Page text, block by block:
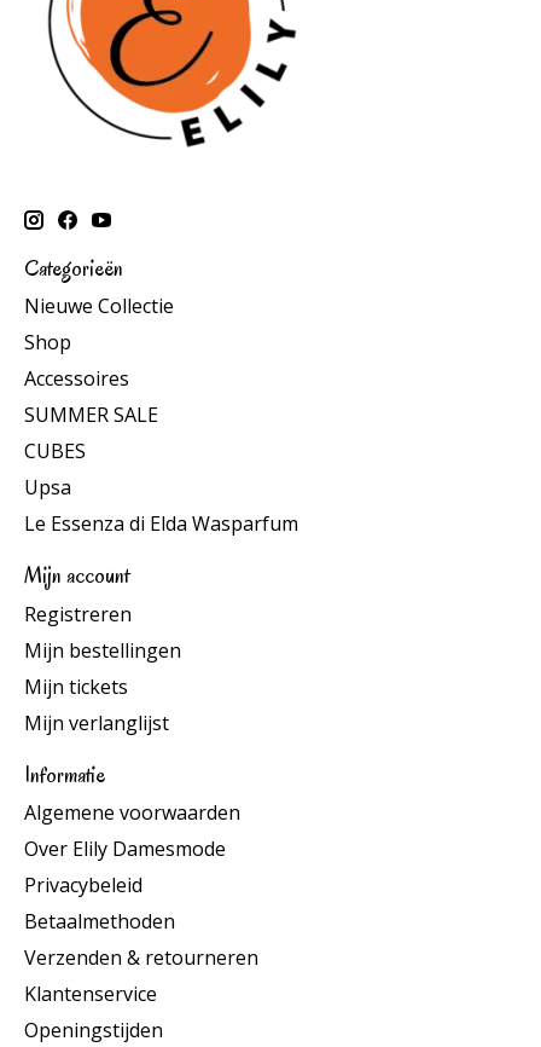
Categorieën
Nieuwe Collectie
Shop
Accessoires
SUMMER SALE
CUBES
Upsa
Le Essenza di Elda Wasparfum
Mijn account
Registreren
Mijn bestellingen
Mijn tickets
Mijn verlanglijst
Informatie
Algemene voorwaarden
Over Elily Damesmode
Privacybeleid
Betaalmethoden
Verzenden & retourneren
Klantenservice
Openingstijden